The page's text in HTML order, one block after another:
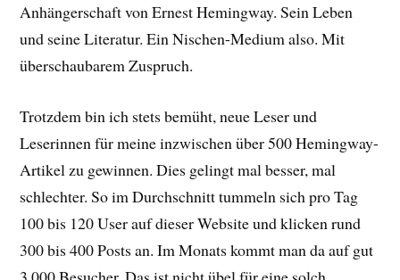
Anhängerschaft von Ernest Hemingway. Sein Leben
und seine Literatur. Ein Nischen-Medium also. Mit
überschaubarem Zuspruch.
Trotzdem bin ich stets bemüht, neue Leser und
Leserinnen für meine inzwischen über 500 Hemingway-
Artikel zu gewinnen. Dies gelingt mal besser, mal
schlechter. So im Durchschnitt tummeln sich pro Tag
100 bis 120 User auf dieser Website und klicken rund
300 bis 400 Posts an. Im Monats kommt man da auf gut